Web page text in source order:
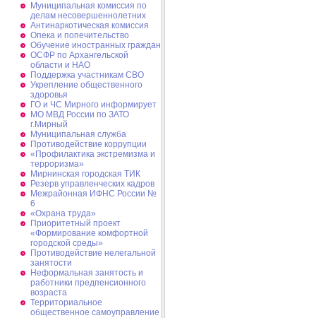
Муниципальная комиссия по
делам несовершеннолетних
Антинаркотическая комиссия
Опека и попечительство
Обучение иностранных граждан
ОСФР по Архангельской
области и НАО
Поддержка участникам СВО
Укрепление общественного
здоровья
ГО и ЧС Мирного информирует
МО МВД России по ЗАТО
г.Мирный
Муниципальная cлужба
Противодействие коррупции
«Профилактика экстремизма и
терроризма»
Мирнинская городская ТИК
Резерв управленческих кадров
Межрайонная ИФНС России №
6
«Охрана труда»
Приоритетный проект
«Формирование комфортной
городской среды»
Противодействие нелегальной
занятости
Неформальная занятость и
работники предпенсионного
возраста
Территориальное
общественное самоуправление